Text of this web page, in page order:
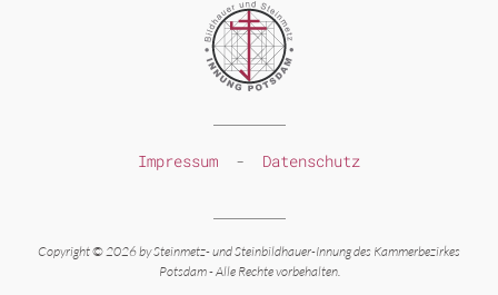
Impressum - Datenschutz
Copyright © 2026 by Steinmetz-und Steinbildhauer-Innung des Kammerbezirkes
Potsdam -Alle Rechte vorbehalten.